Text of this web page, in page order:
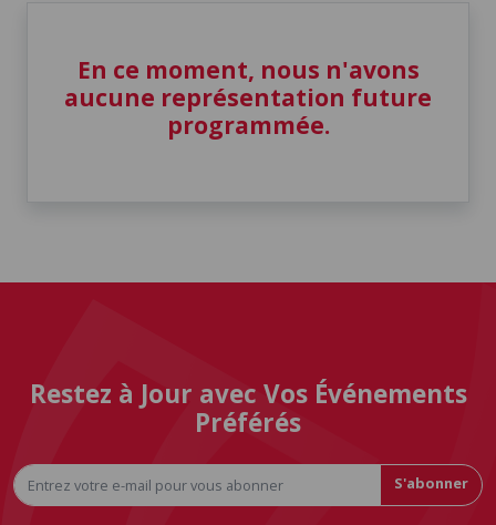
En ce moment, nous n'avons
aucune représentation future
programmée.
Restez à Jour avec Vos Événements
Préférés
S'abonner